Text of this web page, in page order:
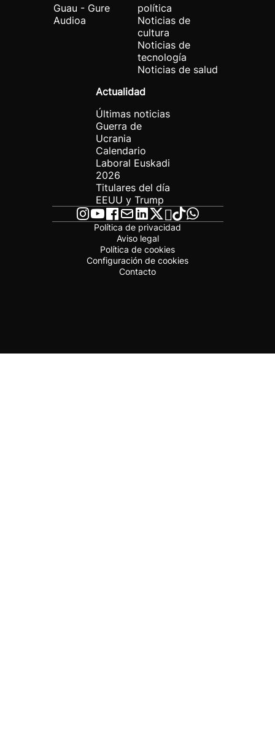
Guau - Gure
Audioa
política
Noticias de
cultura
Noticias de
tecnología
Noticias de salud
Actualidad
Últimas noticias
Guerra de
Ucrania
Calendario
Laboral Euskadi
2026
Titulares del día
EEUU y Trump
Política de privacidad
Aviso legal
Política de cookies
Configuración de cookies
Contacto